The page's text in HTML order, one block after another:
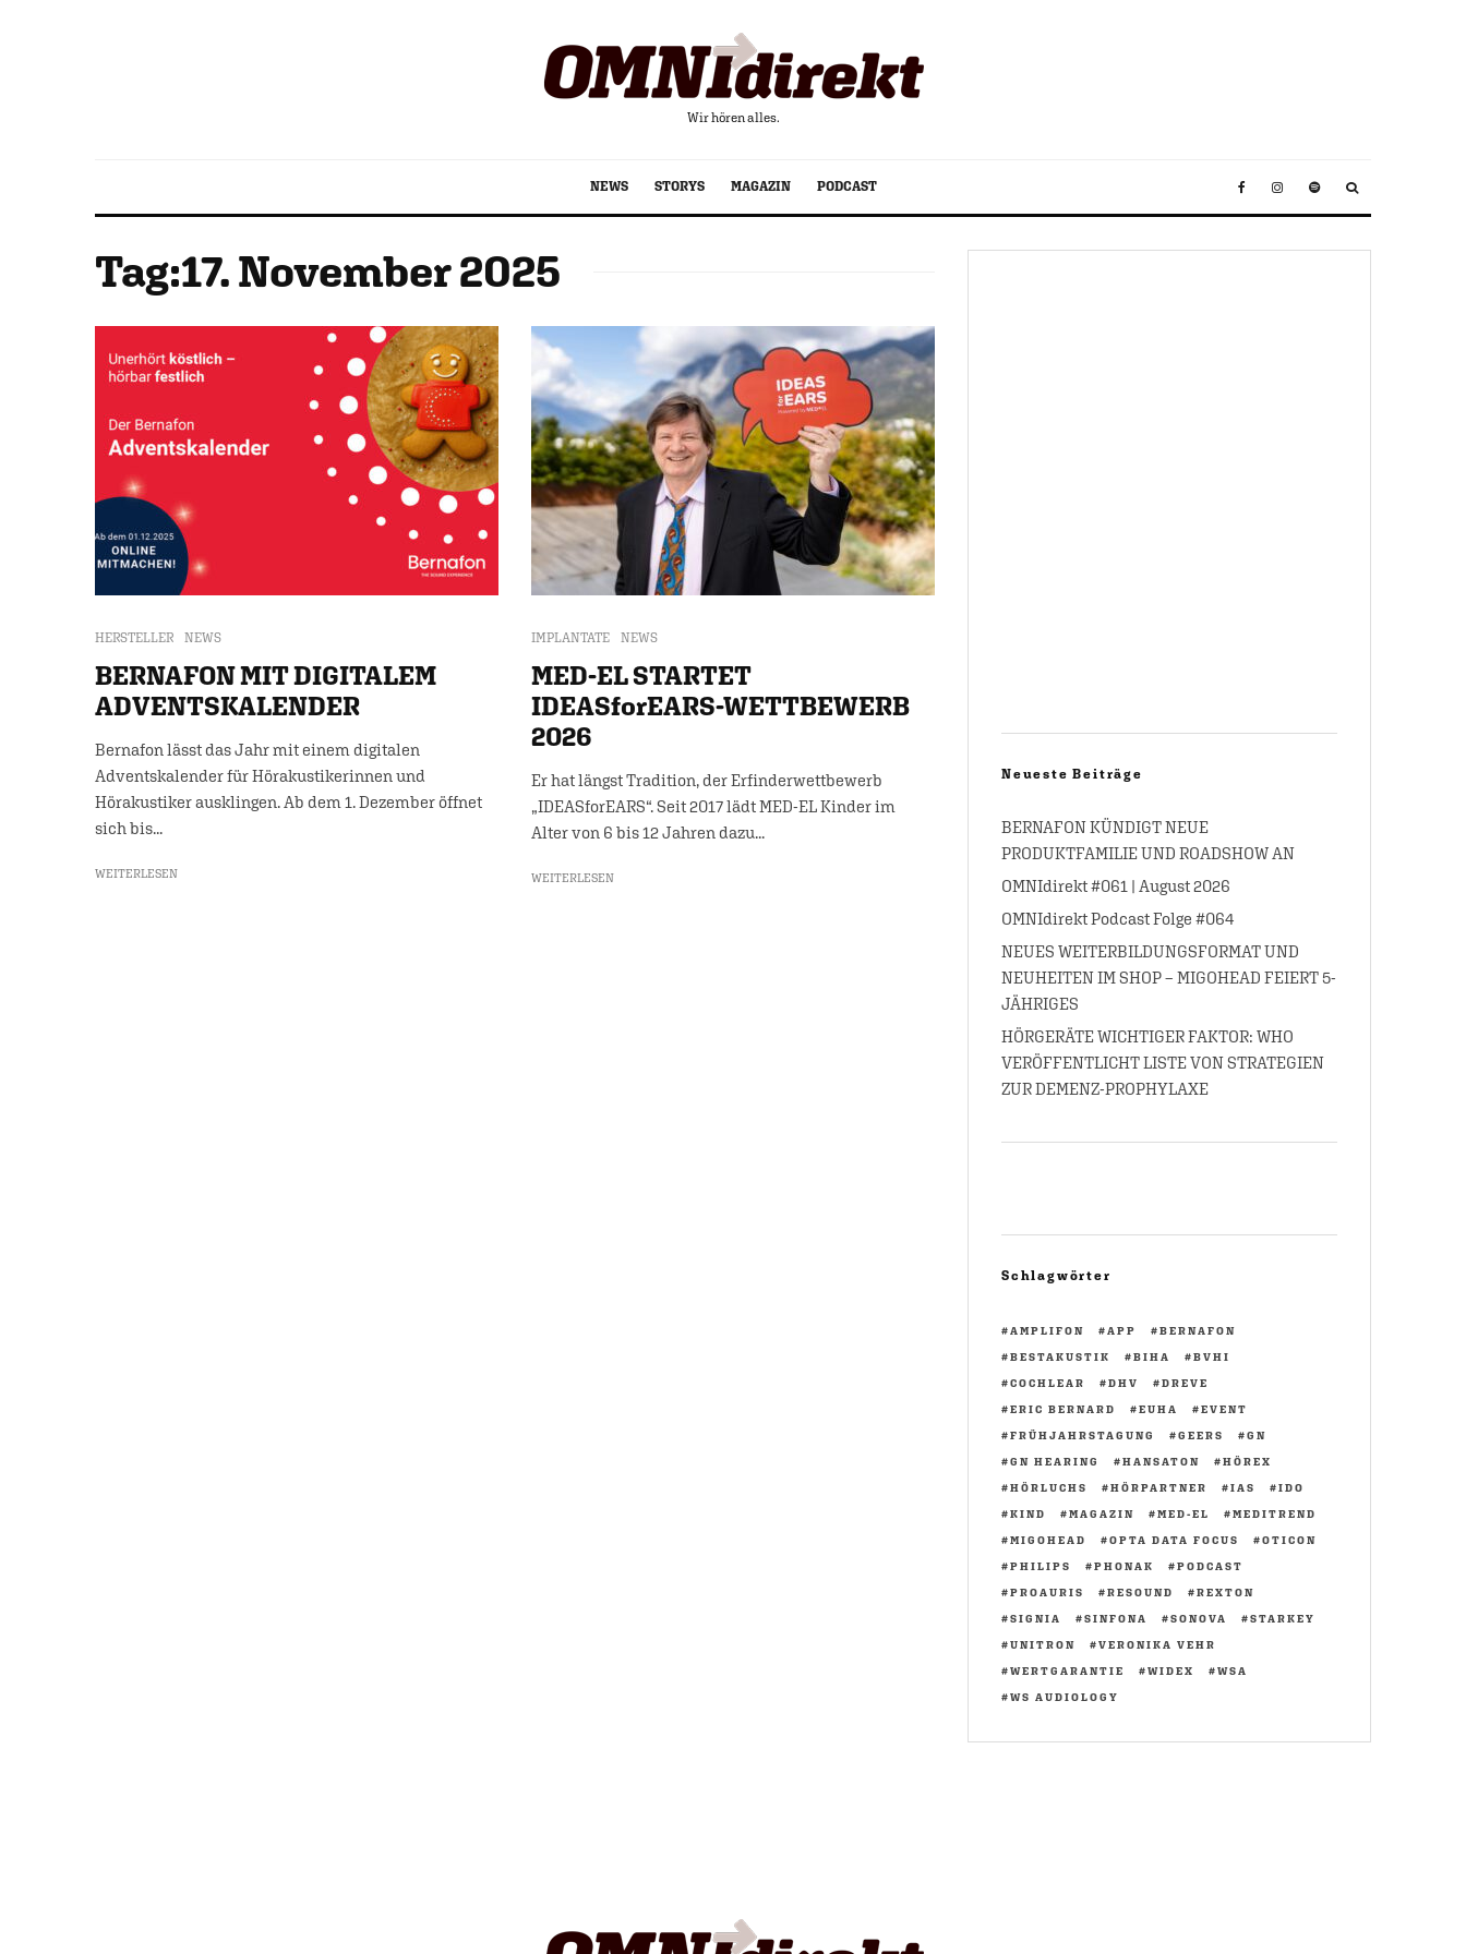
Wir hören alles.
NEWS STORYS MAGAZIN PODCAST
Tag:17. November 2025
HERSTELLER NEWS
BERNAFON MIT DIGITALEM
ADVENTSKALENDER
Bernafon lässt das Jahr mit einem digitalen
Adventskalender für Hörakustikerinnen und
Hörakustiker ausklingen. Ab dem 1. Dezember öffnet
sich bis...
WEITERLESEN
IMPLANTATE NEWS
MED-EL STARTET
IDEASforEARS-WETTBEWERB
2026
Er hat längst Tradition, der Erfinderwettbewerb
„IDEASforEARS“. Seit 2017 lädt MED-EL Kinder im
Alter von 6 bis 12 Jahren dazu...
WEITERLESEN
Neueste Beiträge
BERNAFON KÜNDIGT NEUE
PRODUKTFAMILIE UND ROADSHOW AN
OMNIdirekt #061 | August 2026
OMNIdirekt Podcast Folge #064
NEUES WEITERBILDUNGSFORMAT UND
NEUHEITEN IM SHOP – MIGOHEAD FEIERT 5-
JÄHRIGES
HÖRGERÄTE WICHTIGER FAKTOR: WHO
VERÖFFENTLICHT LISTE VON STRATEGIEN
ZUR DEMENZ-PROPHYLAXE
Schlagwörter
AMPLIFON APP
BERNAFON
BESTAKUSTIK
BIHA
BVHI
COCHLEAR
DHV
DREVE
ERIC BERNARD
EUHA
EVENT
FRÜHJAHRSTAGUNG
GEERS
GN
GN HEARING
HANSATON
HÖREX
HÖRLUCHS
HÖRPARTNER IAS
IDO
KIND
MAGAZIN MED-EL
MEDITREND
MIGOHEAD
OPTA DATA FOCUS
OTICON
PHILIPS
PHONAK
PODCAST
PROAURIS
RESOUND
REXTON
SIGNIA
SINFONA SONOVA
STARKEY
UNITRON
VERONIKA VEHR
WERTGARANTIE
WIDEX
WSA
WS AUDIOLOGY